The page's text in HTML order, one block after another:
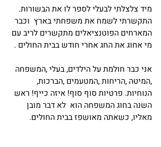
מיד צלצלתי לבעלי לספר לו את הבשורות.
התקשרתי לשמח את משפחתי בארץ  וכבר
המארחים הפוטנציאלים מתקשרים לריב עם
מי אחוג את החג אחרי חודש בבית החולים .
אני כבר חולמת על הילדים, בעלי ,המשפחה
,המיטה ,הריחות ,המטעמים ,הברכות,
הנוחיות. פרטיות סוף סוף! איזה כייף! ראש
השנה בחוג המשפחה הוא  לא דבר מובן
מאליו, כשאתה מאושפז בבית החולים.